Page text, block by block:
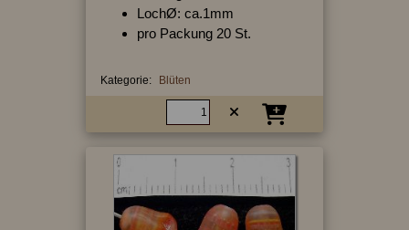
LochØ: ca.1mm
pro Packung 20 St.
Kategorie: Blüten